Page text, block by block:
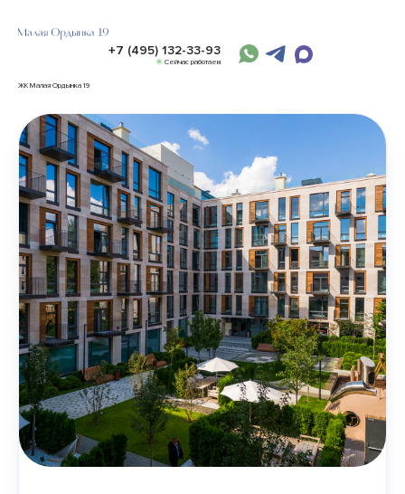
ЖК Малая Ордынка 19
+7 (495) 132-33-93
Сейчас работаем